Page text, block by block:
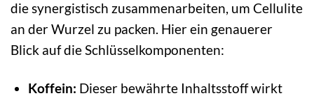
die synergistisch zusammenarbeiten, um Cellulite
an der Wurzel zu packen. Hier ein genauerer
Blick auf die Schlüsselkomponenten:
Koffein: Dieser bewährte Inhaltsstoff wirkt